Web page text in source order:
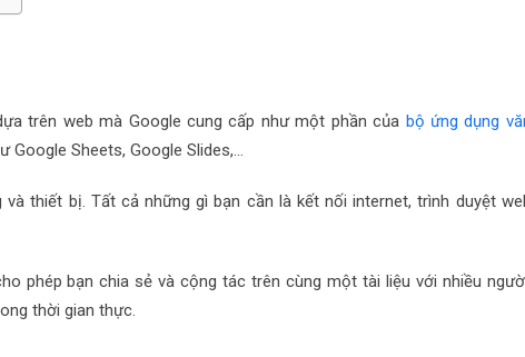
trên web mà Google cung cấp như một phần của bộ ứng dụng
Google Sheets, Google Slides,…
thiết bị. Tất cả những gì bạn cần là kết nối internet, trình duyệt
phép bạn chia sẻ và cộng tác trên cùng một tài liệu với nhiều
thời gian thực.